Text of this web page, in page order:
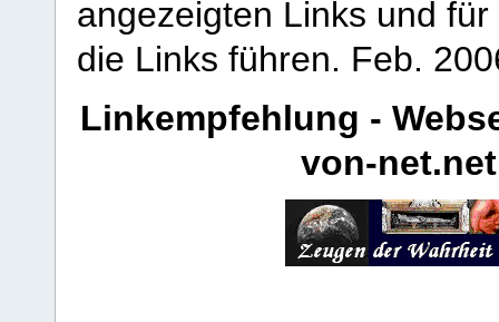
angezeigten Links und
die Links führen. Feb.
Linkempfehlung -
von-net.net